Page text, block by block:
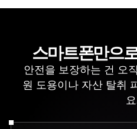
스마트폰만으
안전을 보장하는 건 오
원 도용이나 자산 탈취